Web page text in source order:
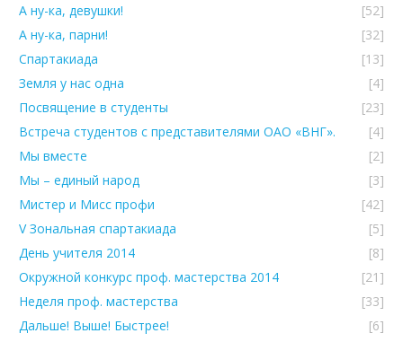
А ну-ка, девушки!
[52]
А ну-ка, парни!
[32]
Спартакиада
[13]
Земля у нас одна
[4]
Посвящение в студенты
[23]
Встреча студентов с представителями ОАО «ВНГ».
[4]
Мы вместе
[2]
Мы – единый народ
[3]
Мистер и Мисс профи
[42]
V Зональная спартакиада
[5]
День учителя 2014
[8]
Окружной конкурс проф. мастерства 2014
[21]
Неделя проф. мастерства
[33]
Дальше! Выше! Быстрее!
[6]